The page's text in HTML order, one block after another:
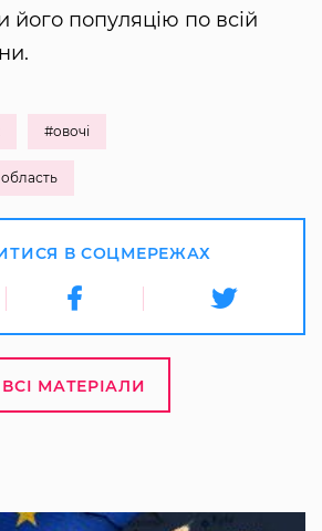
його популяцію по всій
#овочі
В СОЦМЕРЕЖАХ
ВСІ МАТЕРІАЛИ